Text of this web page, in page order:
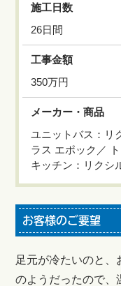
施工日数
26日間
工事金額
350万円
メーカー・商品
ユニットバス：リ
ラス エポック／
キッチン：リクシ
お客様のご要望
足元が冷たいのと、
のようだったので、